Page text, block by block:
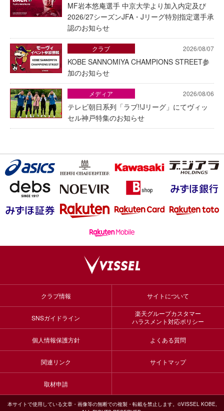
MF岩本悠庵選手 中京大学より加入内定及び
2026/27シーズンJFA・Jリーグ特別指定選手承
認のお知らせ
2026/08/07
KOBE SANNOMIYA CHAMPIONS STREET参
加のお知らせ
クラブ
2026/08/06
テレビ朝日系列「ラブ!!Jリーグ」にてヴィッ
セル神戸特集のお知らせ
メディア
クラブ情報 サイトについて
SNSガイドライン
楽天グループカスタマー
ハラスメント対応ポリシー
個人情報保護方針 よくある質問
関連リンク サイトマップ
取材申請
本サイトで使用している文章・画像等の無断での複製・転載を禁止します。©VISSEL KOBE,